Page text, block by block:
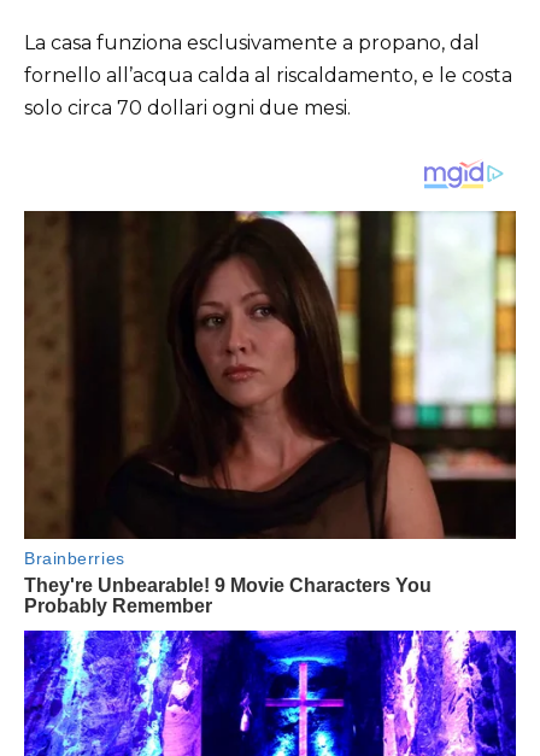
La casa funziona esclusivamente a propano, dal
fornello all’acqua calda al riscaldamento, e le costa
solo circa 70 dollari ogni due mesi.